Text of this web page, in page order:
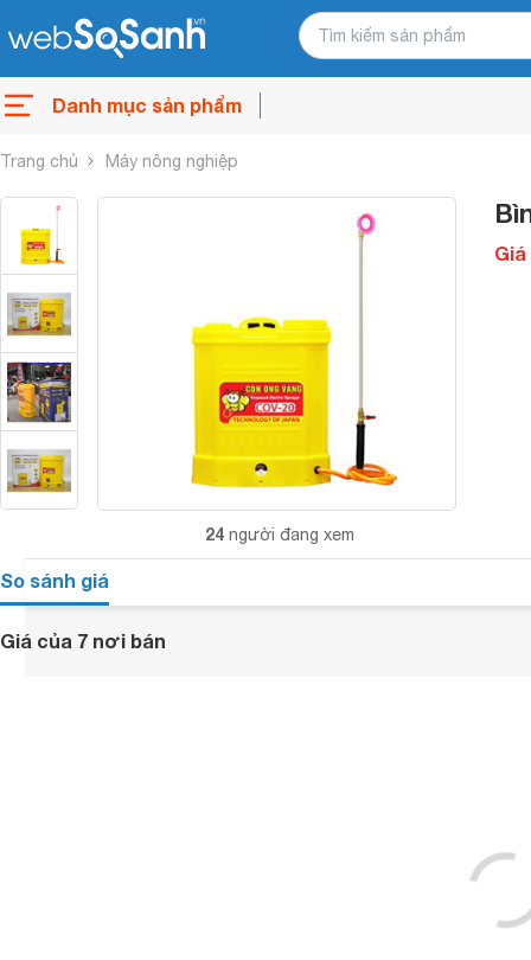
Danh mục sản phẩm
Trang chủ Máy nông nghiệp
24 người đang xem
So sánh giá
Giá của 7 nơi bán